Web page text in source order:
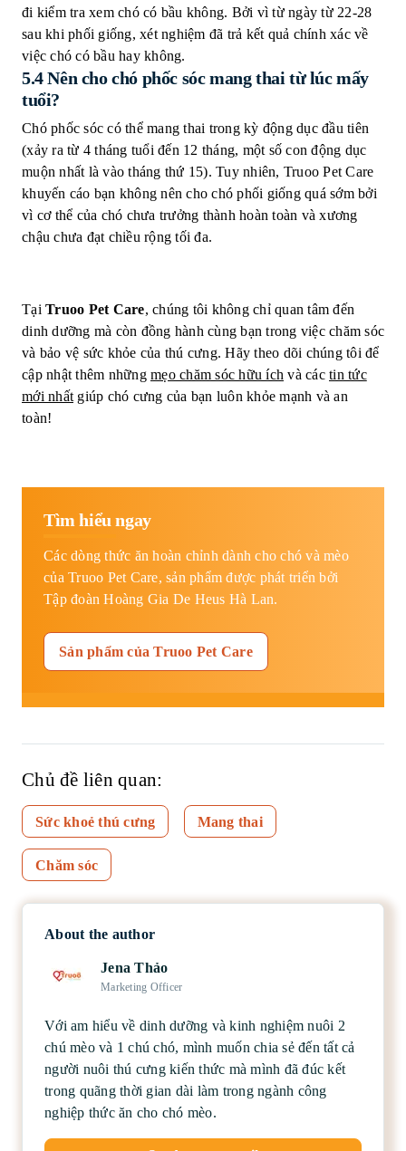
đi kiểm tra xem chó có bầu không. Bởi vì từ ngày từ 22-28
sau khi phối giống, xét nghiệm đã trả kết quả chính xác về
việc chó có bầu hay không.
5.4 Nên cho chó phốc sóc mang thai từ lúc mấy
tuổi?
Chó phốc sóc có thể mang thai trong kỳ động dục đầu tiên
(xảy ra từ 4 tháng tuổi đến 12 tháng, một số con động dục
muộn nhất là vào tháng thứ 15). Tuy nhiên, Truoo Pet Care
khuyến cáo bạn không nên cho chó phối giống quá sớm bởi
vì cơ thể của chó chưa trưởng thành hoàn toàn và xương
chậu chưa đạt chiều rộng tối đa.
Tại Truoo Pet Care, chúng tôi không chỉ quan tâm đến
dinh dưỡng mà còn đồng hành cùng bạn trong việc chăm sóc
và bảo vệ sức khỏe của thú cưng. Hãy theo dõi chúng tôi để
cập nhật thêm những mẹo chăm sóc hữu ích và các tin tức
mới nhất giúp chó cưng của bạn luôn khỏe mạnh và an
toàn!
Tìm hiểu ngay
Các dòng thức ăn hoàn chỉnh dành cho chó và mèo
của Truoo Pet Care, sản phẩm được phát triển bởi
Tập đoàn Hoàng Gia De Heus Hà Lan.
Sản phẩm của Truoo Pet Care
Chủ đề liên quan:
Sức khoẻ thú cưng Mang thai
Chăm sóc
About the author
Jena Thảo
Marketing Officer
Với am hiểu về dinh dưỡng và kinh nghiệm nuôi 2
chú mèo và 1 chú chó, mình muốn chia sẻ đến tất cả
người nuôi thú cưng kiến thức mà mình đã đúc kết
trong quãng thời gian dài làm trong ngành công
nghiệp thức ăn cho chó mèo.